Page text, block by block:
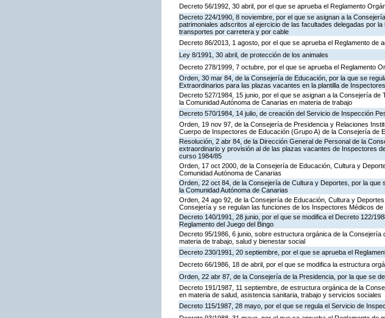
Decreto 56/1992, 30 abril, por el que se aprueba el Reglamento
Decreto 224/1990, 8 noviembre, por el que se asignan a la
patrimoniales adscritos al ejercicio de las facultades delegadas por
transportes por carretera y por cable
Decreto 86/2013, 1 agosto, por el que se aprueba el Reglamento de
Ley 8/1991, 30 abril, de protección de los animales
Decreto 278/1999, 7 octubre, por el que se aprueba el Reglamento
Orden, 30 mar 84, de la Consejería de Educación, por la que se
Extraordinarios para las plazas vacantes en la plantilla de
Decreto 527/1984, 15 junio, por el que se asignan a la Consejería
la Comunidad Autónoma de Canarias en materia de trabajo
Decreto 570/1984, 14 julio, de creación del Servicio de Inspección
Orden, 19 nov 97, de la Consejería de Presidencia y Relaciones
Cuerpo de Inspectores de Educación (Grupo A) de la Consejería de
Resolución, 2 abr 84, de la Dirección General de Personal de la
extraordinario y provisión al de las plazas vacantes de Inspectores
curso 1984/85
Orden, 17 oct 2000, de la Consejería de Educación, Cultura y
Comunidad Autónoma de Canarias
Orden, 22 oct 84, de la Consejería de Cultura y Deportes, por la
la Comunidad Autónoma de Canarias
Orden, 24 ago 92, de la Consejería de Educación, Cultura y
Consejería y se regulan las funciones de los Inspectores Médicos de
Decreto 140/1991, 28 junio, por el que se modifica el Decreto 122/
Reglamento del Juego del Bingo
Decreto 95/1986, 6 junio, sobre estructura orgánica de la
materia de trabajo, salud y bienestar social
Decreto 230/1991, 20 septiembre, por el que se aprueba el
Decreto 66/1986, 18 de abril, por el que se modifica la estructura
Orden, 22 abr 87, de la Consejería de la Presidencia, por la que se
Decreto 191/1987, 11 septiembre, de estructura orgánica de la
en materia de salud, asistencia sanitaria, trabajo y servicios sociales
Decreto 115/1987, 28 mayo, por el que se regula el Servicio de